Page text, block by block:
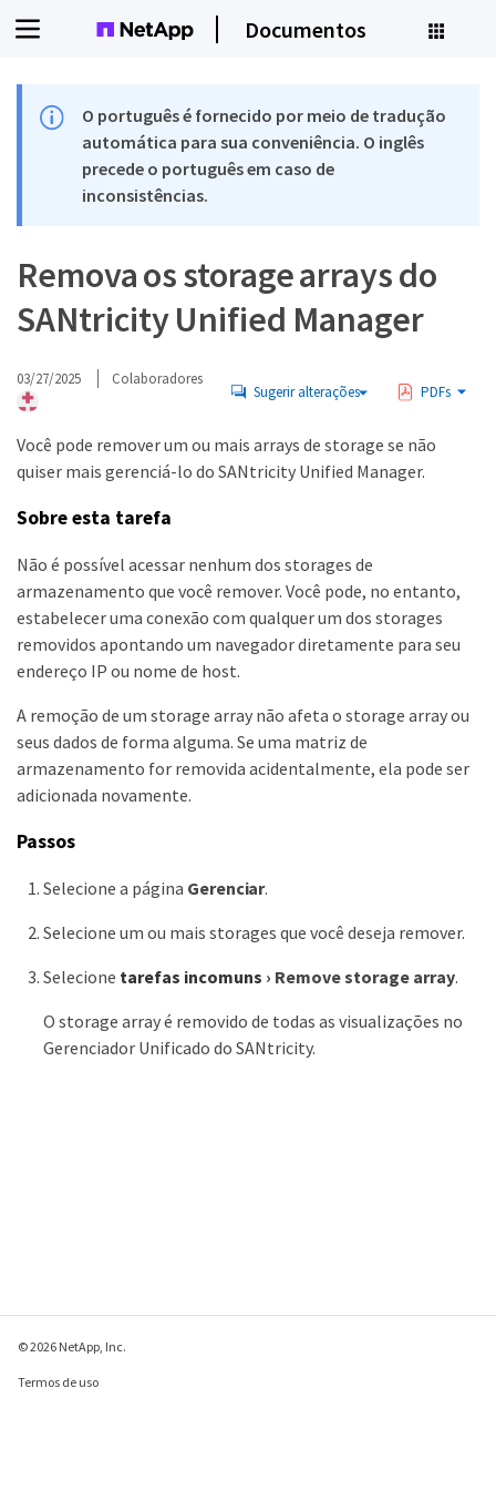
Documentos
O português é fornecido por meio de tradução
automática para sua conveniência. O inglês
precede o português em caso de
inconsistências.
Remova os storage arrays do
SANtricity Unified Manager
03/27/2025 Colaboradores
Sugerir alterações PDFs
Você pode remover um ou mais arrays de storage se não
quiser mais gerenciá-lo do SANtricity Unified Manager.
Sobre esta tarefa
Não é possível acessar nenhum dos storages de
armazenamento que você remover. Você pode, no entanto,
estabelecer uma conexão com qualquer um dos storages
removidos apontando um navegador diretamente para seu
endereço IP ou nome de host.
A remoção de um storage array não afeta o storage array ou
seus dados de forma alguma. Se uma matriz de
armazenamento for removida acidentalmente, ela pode ser
adicionada novamente.
Passos
Selecione a página Gerenciar.
Selecione um ou mais storages que você deseja remover.
Selecione tarefas incomuns › Remove storage array.
O storage array é removido de todas as visualizações no
Gerenciador Unificado do SANtricity.
© 2026 NetApp, Inc.
Termos de uso